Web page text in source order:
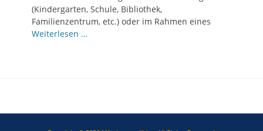
(Kindergarten, Schule, Bibliothek,
Familienzentrum, etc.) oder im Rahmen eines
Weiterlesen …